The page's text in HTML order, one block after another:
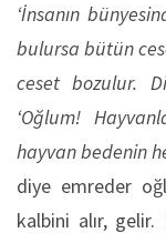
‘İnsanın
bulursa bütün
ceset bozulur.
‘Oğlum!
hayvan bedenin
diye emreder
kalbini alır, gelir.